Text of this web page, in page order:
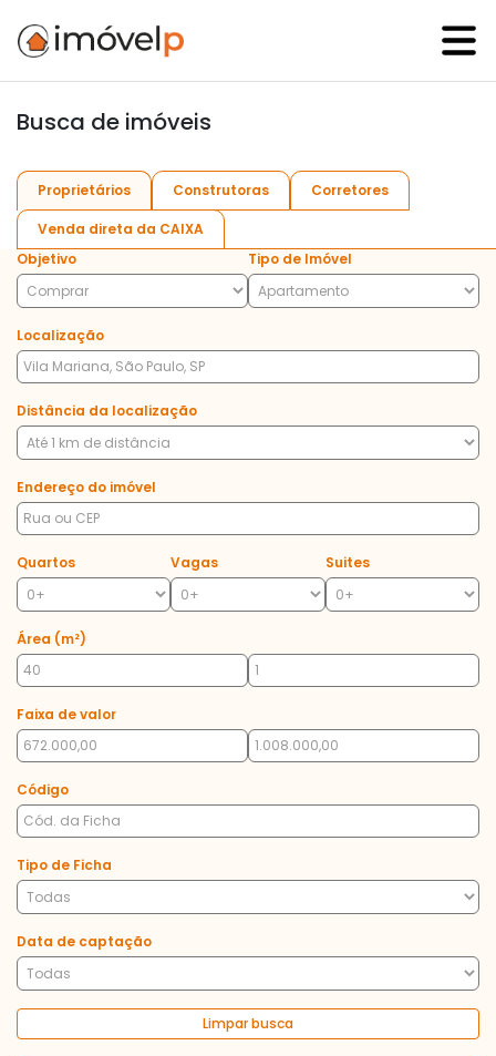
Busca de imóveis
Proprietários Construtoras Corretores
Venda direta da CAIXA
Objetivo
Tipo de Imóvel
Localização
Distância da localização
Endereço do imóvel
Quartos Vagas Suites
Área (m²)
Faixa de valor
Código
Tipo de Ficha
Data de captação
Limpar busca